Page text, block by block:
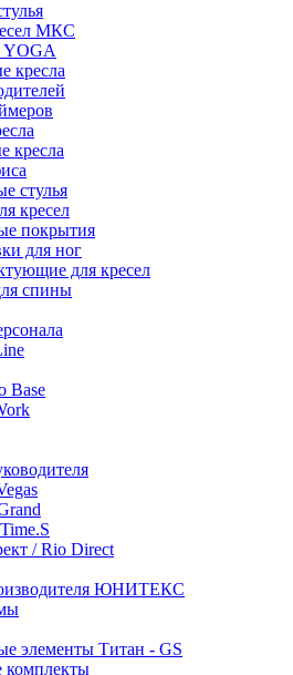
МКС
YOGA
кресла
кресла
стулья
кресел
покрытия
для ног
для кресел
спины
Base
/ Rio Direct
ЮНИТЕКС
элементы Титан - GS
комплекты